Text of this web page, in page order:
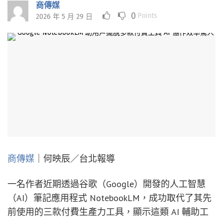
商傳媒
2026 年 5 月 29 日 0 Points
商傳媒 ｜何映辰／台北報導
一名作者近期透過谷歌（Google）開發的人工智慧
（AI）筆記應用程式 NotebookLM，成功取代了其先
前使用的三款付費生產力工具，顯示這類 AI 輔助工